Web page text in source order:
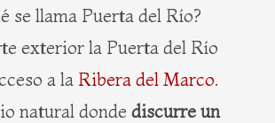
se llama Puerta del Río?
exterior la Puerta del Río
a la Ribera del Marco.
natural donde discurre un